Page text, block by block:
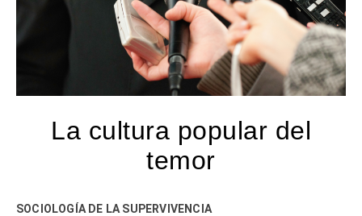
La cultura popular del
temor
SOCIOLOGÍA DE LA SUPERVIVENCIA